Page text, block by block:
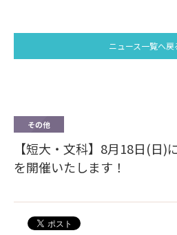
ニュース一覧へ戻
その他
【短大・文科】8月18日(日)
を開催いたします！